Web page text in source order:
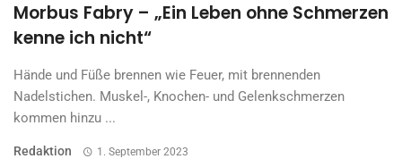
Morbus Fabry – „Ein Leben ohne Schmerzen
kenne ich nicht“
Hände und Füße brennen wie Feuer, mit brennenden
Nadelstichen. Muskel-, Knochen- und Gelenkschmerzen
kommen hinzu ...
Redaktion 1. September 2023